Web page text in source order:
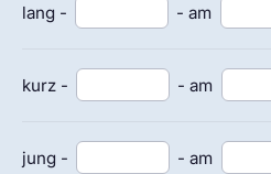
lang - - am
kurz - - am
jung - - am